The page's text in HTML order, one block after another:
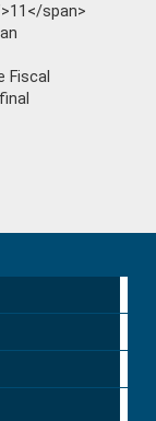
span>
Fiscal